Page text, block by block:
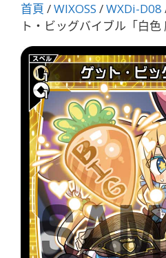
首頁 /WIXOSS /WXDi-D08
ト・ビッグバイブル「白色